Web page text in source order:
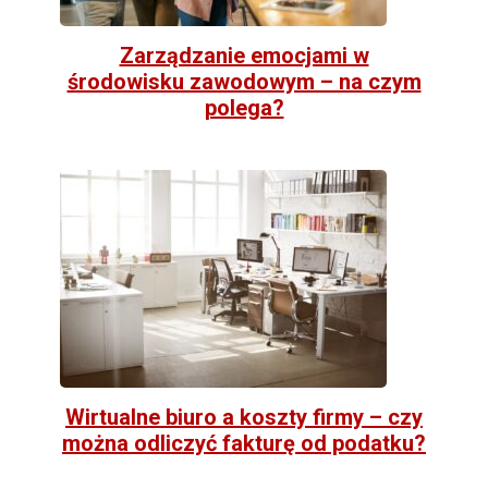
Zarządzanie emocjami w
środowisku zawodowym – na czym
polega?
Wirtualne biuro a koszty firmy – czy
można odliczyć fakturę od podatku?